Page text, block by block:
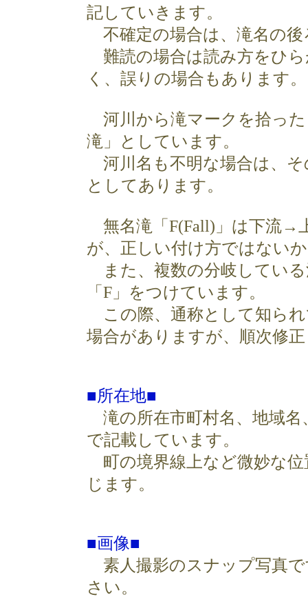
記していきます。
不確定の場合は、滝名の
難読の場合は読み方をひ
く、誤りの場合もあります。
河川から滝マークを拾っ
滝」としています。
河川名も不明な場合は、
としてあります。
無名滝「F(Fall)」は下流→
が、正しい付け方ではない
また、複数の分岐してい
「F」をつけています。
この際、通称として知ら
場合がありますが、順次修
■所在地■
滝の所在市町村名、地域名
で記載しています。
町の境界線上など微妙な位
じます。
■画像■
素人撮影のスナップ写真
さい。